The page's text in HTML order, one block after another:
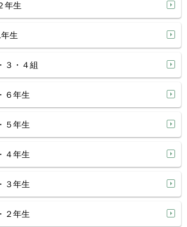
年生
生
３・４組
６年生
５年生
４年生
３年生
２年生